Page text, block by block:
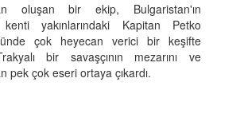
oluşan bir ekip, Bulgaristan'ın
yakınlarındaki Kapitan Petko
çok heyecan verici bir keşifte
bir savaşçının mezarını ve
pek çok eseri ortaya çıkardı.